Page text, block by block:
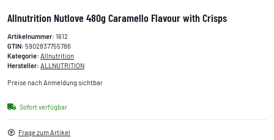
Allnutrition Nutlove 480g Caramello Flavour with Crisps
Artikelnummer: 1612
GTIN: 5902837755786
Kategorie: Allnutrition
Hersteller: ALLNUTRITION
Preise nach Anmeldung sichtbar
Sofort verfügbar
Frage zum Artikel